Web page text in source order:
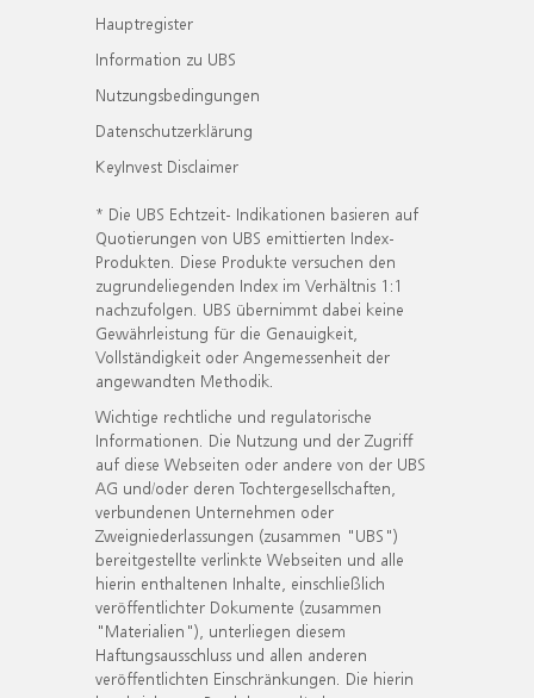
Hauptregister
Information zu UBS
Nutzungsbedingungen
Datenschutzerklärung
KeyInvest Disclaimer
* Die UBS Echtzeit- Indikationen basieren auf
Quotierungen von UBS emittierten Index-
Produkten. Diese Produkte versuchen den
zugrundeliegenden Index im Verhältnis 1:1
nachzufolgen. UBS übernimmt dabei keine
Gewährleistung für die Genauigkeit,
Vollständigkeit oder Angemessenheit der
angewandten Methodik.
Wichtige rechtliche und regulatorische
Informationen. Die Nutzung und der Zugriff
auf diese Webseiten oder andere von der UBS
AG und/oder deren Tochtergesellschaften,
verbundenen Unternehmen oder
Zweigniederlassungen (zusammen "UBS")
bereitgestellte verlinkte Webseiten und alle
hierin enthaltenen Inhalte, einschließlich
veröffentlichter Dokumente (zusammen
"Materialien"), unterliegen diesem
Haftungsausschluss und allen anderen
veröffentlichten Einschränkungen. Die hierin